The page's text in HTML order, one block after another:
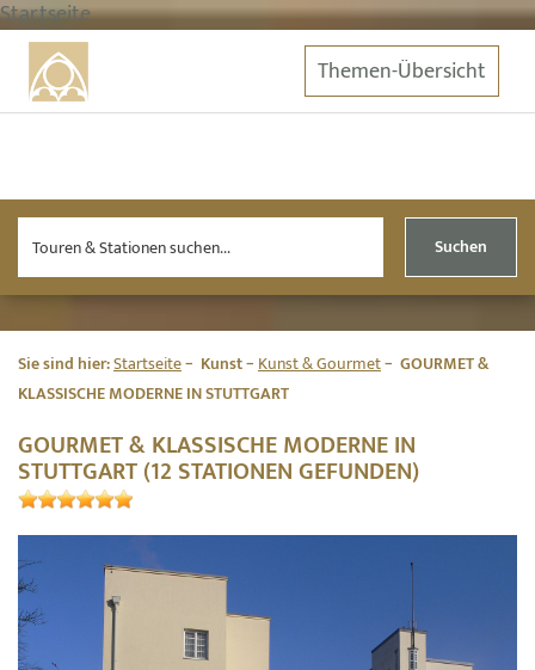
Startseite
Themen-Übersicht
Suchen
Sie sind hier:Startseite Kunst Kunst & Gourmet
GOURMET &
KLASSISCHE MODERNE IN STUTTGART
GOURMET & KLASSISCHE MODERNE IN
STUTTGART (12 STATIONEN GEFUNDEN)